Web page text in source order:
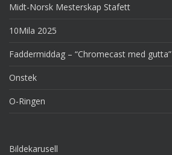
Midt-Norsk Mesterskap Stafett
10Mila 2025
Faddermiddag – “Chromecast med gutta”
Onstek
O-Ringen
Bildekarusell